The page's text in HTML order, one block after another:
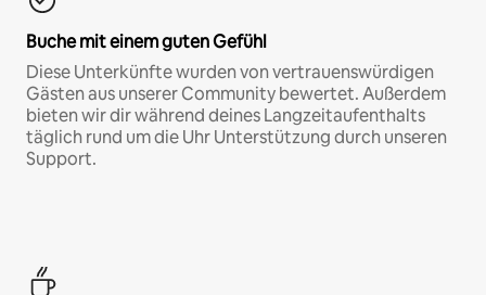
Buche mit einem guten Gefühl
Diese Unterkünfte wurden von vertrauenswürdigen
Gästen aus unserer Community bewertet. Außerdem
bieten wir dir während deines Langzeitaufenthalts
täglich rund um die Uhr Unterstützung durch unseren
Support.